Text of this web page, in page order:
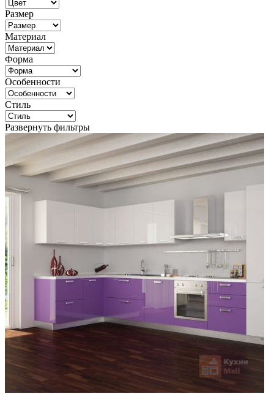
Размер
Материал
Форма
Особенности
Стиль
Развернуть фильтры